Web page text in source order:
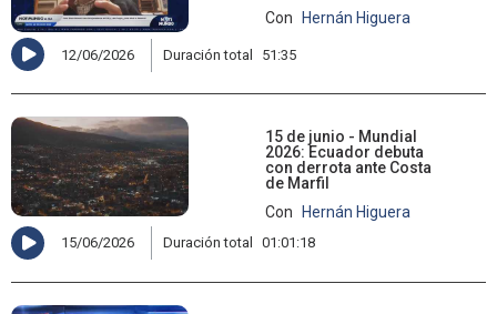
Con
Hernán Higuera
12/06/2026 Duración total 51:35
15 de junio - Mundial
2026: Ecuador debuta
con derrota ante Costa
de Marfil
Con
Hernán Higuera
15/06/2026 Duración total 01:01:18